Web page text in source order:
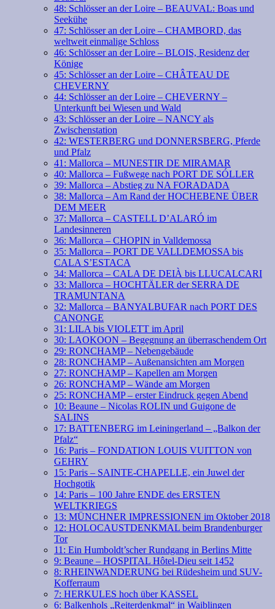
48: Schlösser an der Loire – BEAUVAL: Boas und
Seekühe
47: Schlösser an der Loire – CHAMBORD, das
weltweit einmalige Schloss
46: Schlösser an der Loire – BLOIS, Residenz der
Könige
45: Schlösser an der Loire – CHÂTEAU DE
CHEVERNY
44: Schlösser an der Loire – CHEVERNY –
Unterkunft bei Wiesen und Wald
43: Schlösser an der Loire – NANCY als
Zwischenstation
42: WESTERBERG und DONNERSBERG, Pferde
und Pfalz
41: Mallorca – MUNESTIR DE MIRAMAR
40: Mallorca – Fußwege nach PORT DE SÓLLER
39: Mallorca – Abstieg zu NA FORADADA
38: Mallorca – Am Rand der HOCHEBENE ÜBER
DEM MEER
37: Mallorca – CASTELL D’ALARÓ im
Landesinneren
36: Mallorca – CHOPIN in Valldemossa
35: Mallorca – PORT DE VALLDEMOSSA bis
CALA S’ESTACA
34: Mallorca – CALA DE DEIÀ bis LLUCALCARI
33: Mallorca – HOCHTÄLER der SERRA DE
TRAMUNTANA
32: Mallorca – BANYALBUFAR nach PORT DES
CANONGE
31: LILA bis VIOLETT im April
30: LAOKOON – Begegnung an überraschendem Ort
29: RONCHAMP – Nebengebäude
28: RONCHAMP – Außenansichten am Morgen
27: RONCHAMP – Kapellen am Morgen
26: RONCHAMP – Wände am Morgen
25: RONCHAMP – erster Eindruck gegen Abend
10: Beaune – Nicolas ROLIN und Guigone de
SALINS
17: BATTENBERG im Leiningerland – „Balkon der
Pfalz“
16: Paris – FONDATION LOUIS VUITTON von
GEHRY
15: Paris – SAINTE-CHAPELLE, ein Juwel der
Hochgotik
14: Paris – 100 Jahre ENDE des ERSTEN
WELTKRIEGS
13: MÜNCHNER IMPRESSIONEN im Oktober 2018
12: HOLOCAUSTDENKMAL beim Brandenburger
Tor
11: Ein Humboldt’scher Rundgang in Berlins Mitte
9: Beaune – HOSPITAL Hôtel-Dieu seit 1452
8: RHEINWANDERUNG bei Rüdesheim und SUV-
Kofferraum
7: HERKULES hoch über KASSEL
6: Balkenhols „Reiterdenkmal“ in Waiblingen